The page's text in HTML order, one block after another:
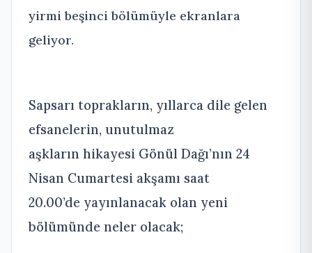
yirmi beşinci bölümüyle ekranlara
geliyor.
Sapsarı toprakların, yıllarca dile gelen
efsanelerin, unutulmaz
aşkların hikayesi Gönül Dağı’nın 24
Nisan Cumartesi akşamı saat
20.00’de yayınlanacak olan yeni
bölümünde neler olacak;